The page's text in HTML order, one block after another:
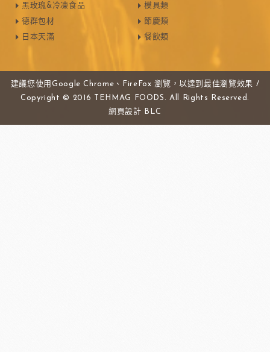
黑玫瑰&冷凍食品
德群包材
日本天滿
模具類
節慶類
餐飲類
建議您使用Google Chrome、FireFox 瀏覽，以達到最佳瀏覽效果 /
Copyright © 2016 TEHMAG FOODS. All Rights Reserved.
網頁設計 BLC